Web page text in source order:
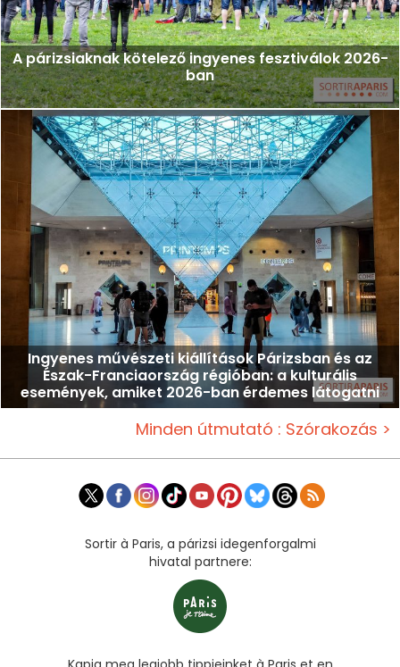
A párizsiaknak kötelező ingyenes fesztiválok 2026-
ban
Ingyenes művészeti kiállítások Párizsban és az
Észak-Franciaország régióban: a kulturális
események, amiket 2026-ban érdemes látogatni
Minden útmutató : Szórakozás >
Sortir à Paris, a párizsi idegenforgalmi
hivatal partnere: